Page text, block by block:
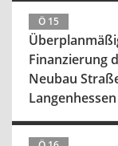
Ö 15
Finanzierung
Neubau
Langenhessen